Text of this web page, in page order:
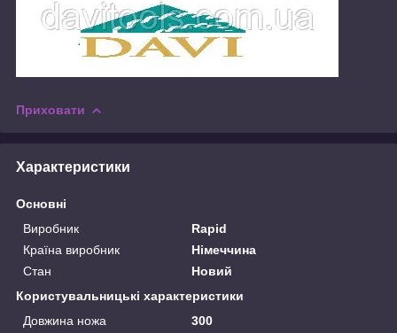
Приховати
Характеристики
Основні
Виробник
Rapid
Країна виробник
Німеччина
Стан
Новий
Користувальницькі характеристики
Довжина ножа
300